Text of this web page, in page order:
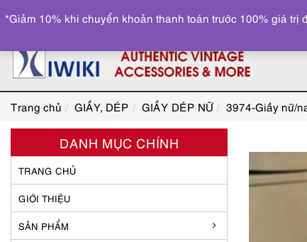
Trang chủ GIẦY, DÉP GIẦY DÉP NỮ 3974-Giầy nữ/
DANH MỤC CHÍNH
TRANG CHỦ
GIỚI THIỆU
SẢN PHẨM
*Giảm 10% khi chuyển khoản thanh toán trước 100% giá